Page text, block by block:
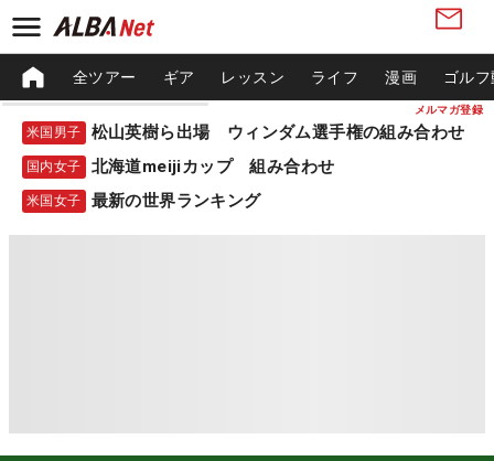
メルマガ登録
全ツアー ギア レッスン ライフ 漫画 ゴル
米国男子 松山英樹ら出場 ウィンダム選手権の組み合わせ
国内女子 北海道meijiカップ 組み合わせ
米国女子 最新の世界ランキング